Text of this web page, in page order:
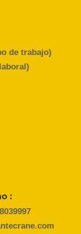
de trabajo)
: